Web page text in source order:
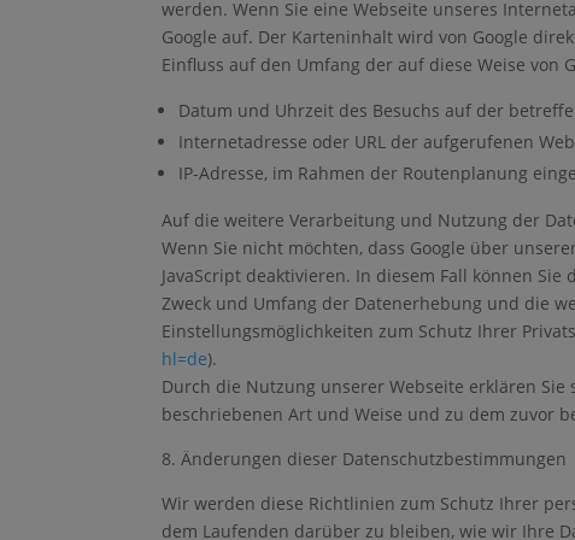
werden. Wenn Sie eine Webseite unseres
Google auf. Der Karteninhalt wird von Google
Einfluss auf den Umfang der auf diese Weise
Datum und Uhrzeit des Besuchs auf der
Internetadresse oder URL der aufgerufenen
IP-Adresse, im Rahmen der Routenplanung
Auf die weitere Verarbeitung und Nutzung der
Wenn Sie nicht möchten, dass Google über
JavaScript deaktivieren. In diesem Fall können
Zweck und Umfang der Datenerhebung und die
Einstellungsmöglichkeiten zum Schutz Ihrer
hl=de).
Durch die Nutzung unserer Webseite erklären
beschriebenen Art und Weise und zu dem zuvor
8. Änderungen dieser Datenschutzbestimmungen
Wir werden diese Richtlinien zum Schutz Ihrer
dem Laufenden darüber zu bleiben, wie wir Ihre